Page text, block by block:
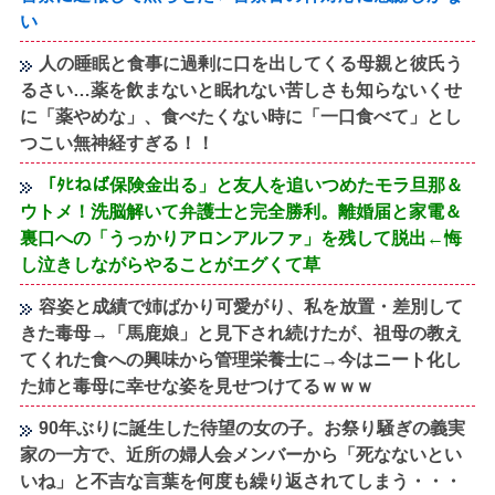
い
人の睡眠と食事に過剰に口を出してくる母親と彼氏う
るさい…薬を飲まないと眠れない苦しさも知らないくせ
に「薬やめな」、食べたくない時に「一口食べて」とし
つこい無神経すぎる！！
「ﾀﾋねば保険金出る」と友人を追いつめたモラ旦那＆
ウトメ！洗脳解いて弁護士と完全勝利。離婚届と家電＆
裏口への「うっかりアロンアルファ」を残して脱出←悔
し泣きしながらやることがエグくて草
容姿と成績で姉ばかり可愛がり、私を放置・差別して
きた毒母→「馬鹿娘」と見下され続けたが、祖母の教え
てくれた食への興味から管理栄養士に→今はニート化し
た姉と毒母に幸せな姿を見せつけてるｗｗｗ
90年ぶりに誕生した待望の女の子。お祭り騒ぎの義実
家の一方で、近所の婦人会メンバーから「死なないとい
いね」と不吉な言葉を何度も繰り返されてしまう・・・